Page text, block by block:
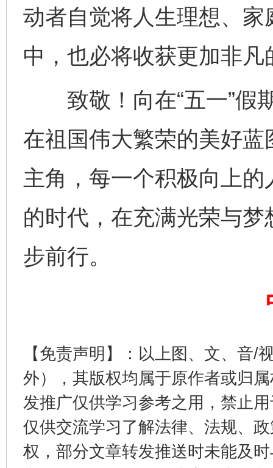
动者自觉将人生理想、
中，也必将收获更加非凡
致敬！向在“五一”假
在祖国伟大繁荣的美好
主角，每一个积极向上
的时代，在充满光荣与
步前行。
【免责声明】：以上图、文、音/
外），其版权均属于原作者或归
发推广仅供学习参考之用，禁止
仅供交流学习了解法律、法规、
权，部分文章转发推送时未能及
网上购药对药下症？
这是一记警钟！
在谋一域中谋全局
今